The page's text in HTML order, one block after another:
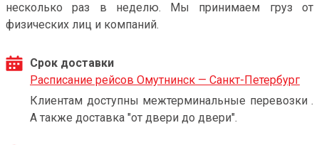
несколько раз в неделю. Мы принимаем груз от
физических лиц и компаний.
Срок доставки
Расписание рейсов Омутнинск — Санкт-Петербург
Клиентам доступны межтерминальные перевозки .
А также доставка "от двери до двери".